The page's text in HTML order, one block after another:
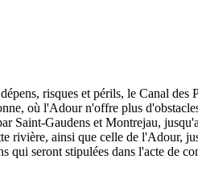
risques et périls, le Canal
où l'Adour n'offre plus
Saint-Gaudens et Montrejau,
rivière, ainsi que celle de l'Adour,
qui seront stipulées dans l'acte de